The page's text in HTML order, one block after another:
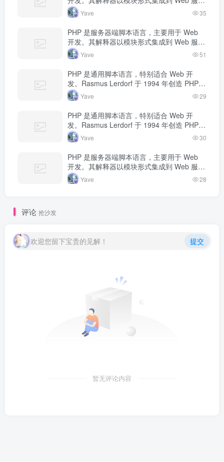
器中，当收到请求时执行 PHP 代码，生成动
态内容返回给客户端。
Yave 35
PHP 是服务器端脚本语言，主要用于 Web
开发。其解释器以模块形式集成到 Web 服务
器中，当收到请求时执行 PHP 代码，生成动
态内容返回给客户端。
Yave 51
PHP 是通用脚本语言，特别适合 Web 开
发。Rasmus Lerdorf 于 1994 年创造 PHP，
最初用于追踪个人简历访问量。如今 PHP 驱
动…
Yave 29
PHP 是通用脚本语言，特别适合 Web 开
发。Rasmus Lerdorf 于 1994 年创造 PHP，
最初用于追踪个人简历访问量。如今 PHP 驱
动…
Yave 30
PHP 是服务器端脚本语言，主要用于 Web
开发。其解释器以模块形式集成到 Web 服务
器中，当收到请求时执行 PHP 代码，生成动
态内容返回给客户端。
Yave 28
评论 抢沙发
欢迎您留下宝贵的见解！ 提交
暂无评论内容